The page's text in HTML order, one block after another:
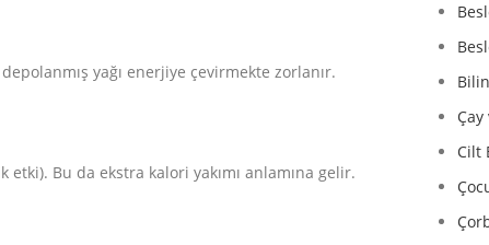
yağı enerjiye çevirmekte zorlanır.
Bu da ekstra kalori yakımı anlamına gelir.
Cilt